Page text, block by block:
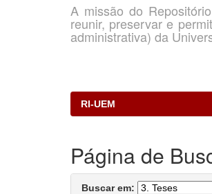
A missão do
reunir, preservar e
administrativa) da
RI-UEM
Página de
Buscar em: